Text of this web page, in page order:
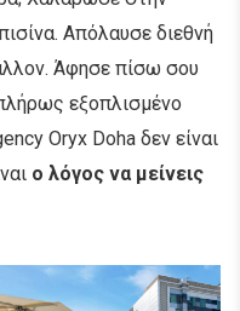
Απόλαυσε διεθνή
Άφησε πίσω σου
εξοπλισμένο
Oryx Doha δεν είναι
ο λόγος να μείνεις